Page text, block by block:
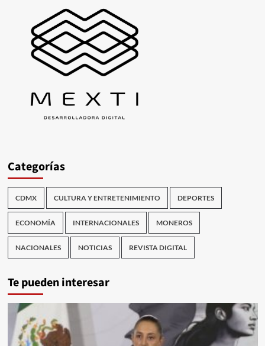
Categorías
CDMX CULTURA Y ENTRETENIMIENTO DEPORTES
ECONOMÍA INTERNACIONALES MONEROS
NACIONALES NOTICIAS REVISTA DIGITAL
Te pueden interesar